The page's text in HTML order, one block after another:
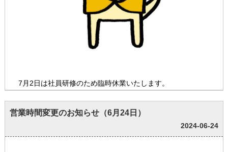
7月2日は社員研修のため臨時休業いたします。
営業時間変更のお知らせ（6月24日）
2024-06-24